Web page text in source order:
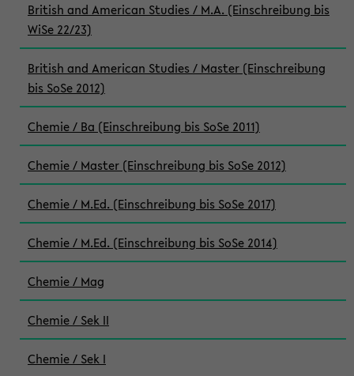
British and American Studies / M.A. (Einschreibung bis
WiSe 22/23)
British and American Studies / Master (Einschreibung
bis SoSe 2012)
Chemie / Ba (Einschreibung bis SoSe 2011)
Chemie / Master (Einschreibung bis SoSe 2012)
Chemie / M.Ed. (Einschreibung bis SoSe 2017)
Chemie / M.Ed. (Einschreibung bis SoSe 2014)
Chemie / Mag
Chemie / Sek II
Chemie / Sek I